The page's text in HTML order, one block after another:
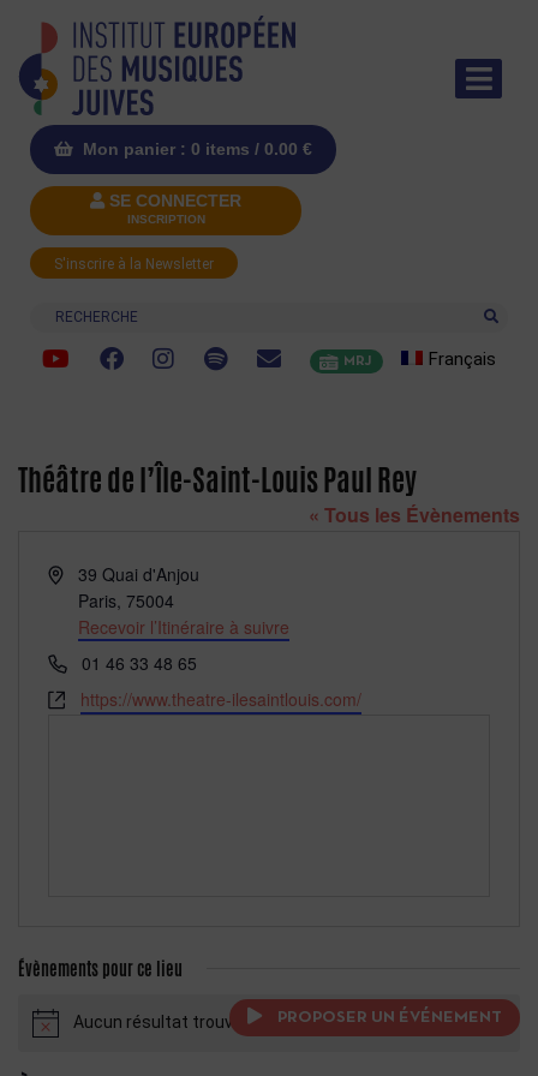
Mon panier : 0 items / 0.00 €
SE CONNECTER
INSCRIPTION
S'inscrire à la Newsletter
Recherche
MRJ Français
Théâtre de l’Île-Saint-Louis Paul Rey
« Tous les Évènements
Adresse39 Quai d'Anjou
Paris, 75004
Recevoir l’Itinéraire à suivre
Téléphone
01 46 33 48 65
Site
https://www.theatre-ilesaintlouis.com/
Évènements pour ce lieu
NoticeAucun résultat trouvé. PROPOSER UN ÉVÉNEMENT